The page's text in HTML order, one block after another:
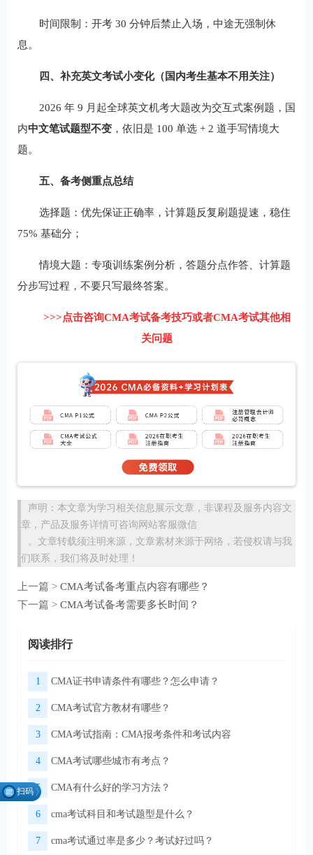
时间限制：开考 30 分钟后禁止入场，中途无强制休
息。
四、补充英文考试小变化（国内考生基本不用关注）
2026 年 9 月起全球英文机考大题改为交互式案例题，国
内中文笔试题型不变 ，依旧是 100 单选 + 2 道手写情境大
题。
五、备考侧重点总结
选择题：优先保证正确率，计算题反复刷题提速，稳住
75% 基础分；
情境大题：专项训练案例分析，答题分点作答、计算题
分步写过程，不要只写最终答案。
>>>点击咨询CMA考试备考技巧或者CMA考试其他相
关问题
声明：本文章为学习相关信息展示文章，非课程及服务内容文
章，产品及服务详情可咨询网站客服微信
。文章转载须注明来源，文章素材来源于网络，若侵权请与我
们联系，我们将及时处理！
上一篇 > CMA考试备考重点内容有哪些？
下一篇 > CMA考试备考需要多长时间？
阅读排行
1 CMA证书申请条件有哪些？怎么申请？
2 CMA考试官方教材有哪些？
3 CMA考试指南：CMA报考条件和考试内容
4 CMA考试哪些城市有考点？
5 CMA有什么好的学习方法？
6 cma考试科目和考试题型是什么？
7 cma考试通过率是多少？考试好过吗？
扫码